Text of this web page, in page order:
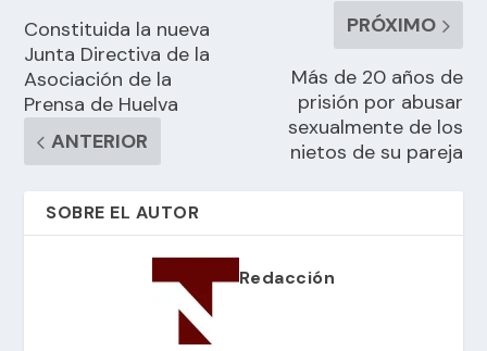
Constituida la nueva
Junta Directiva de la
Asociación de la
Prensa de Huelva
ANTERIOR
PRÓXIMO
Más de 20 años de
prisión por abusar
sexualmente de los
nietos de su pareja
SOBRE EL AUTOR
Redacción